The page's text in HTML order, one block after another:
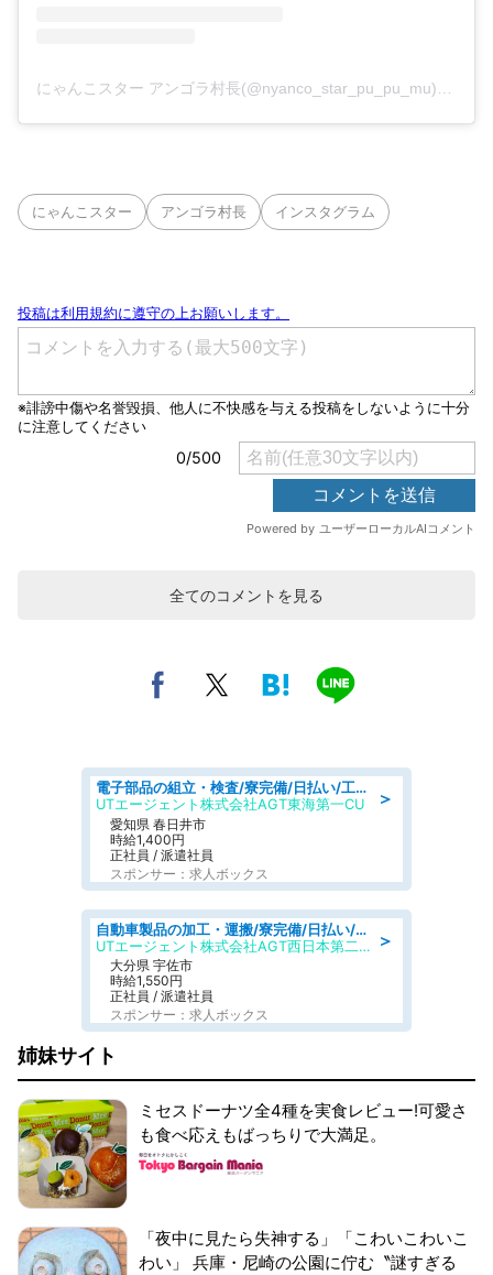
にゃんこスター アンゴラ村長 インスタグラム
全てのコメントを見る
＞
電子部品の組立・検査/寮完備/日払い/工場・製造
UTエージェント株式会社AGT東海第一CU
愛知県 春日井市
時給1,400円
正社員 / 派遣社員
スポンサー：求人ボックス
＞
自動車製品の加工・運搬/寮完備/日払い/工場・製造
UTエージェント株式会社AGT西日本第二CU
大分県 宇佐市
時給1,550円
正社員 / 派遣社員
スポンサー：求人ボックス
姉妹サイト
ミセスドーナツ全4種を実食レビュー!可愛さ
も食べ応えもばっちりで大満足。
「夜中に見たら失神する」「こわいこわいこ
わい」 兵庫・尼崎の公園に佇む〝謎すぎる